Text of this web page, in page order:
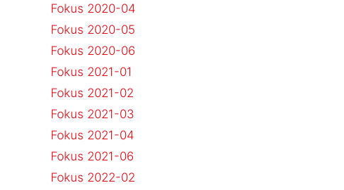
Fokus 2020-04
Fokus 2020-05
Fokus 2020-06
Fokus 2021-01
Fokus 2021-02
Fokus 2021-03
Fokus 2021-04
Fokus 2021-06
Fokus 2022-02